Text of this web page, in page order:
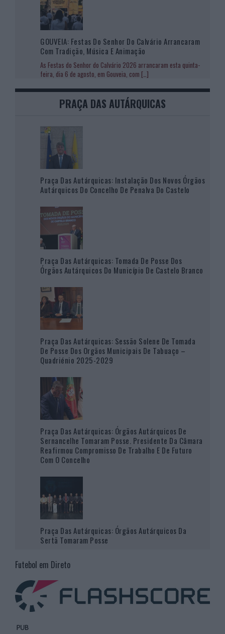
GOUVEIA: Festas Do Senhor Do Calvário Arrancaram
Com Tradição, Música E Animação
As Festas do Senhor do Calvário 2026 arrancaram esta quinta-
feira, dia 6 de agosto, em Gouveia, com […]
PRAÇA DAS AUTÁRQUICAS
Praça Das Autárquicas: Instalação Dos Novos Órgãos
Autárquicos Do Concelho De Penalva Do Castelo
Praça Das Autárquicas: Tomada De Posse Dos
Órgãos Autárquicos Do Município De Castelo Branco
Praça Das Autárquicas: Sessão Solene De Tomada
De Posse Dos Orgãos Municipais De Tabuaço –
Quadriénio 2025-2029
Praça Das Autárquicas: Órgãos Autárquicos De
Sernancelhe Tomaram Posse. Presidente Da Câmara
Reafirmou Compromisso De Trabalho E De Futuro
Com O Concelho
Praça Das Autárquicas: Órgãos Autárquicos Da
Sertã Tomaram Posse
Futebol em Direto